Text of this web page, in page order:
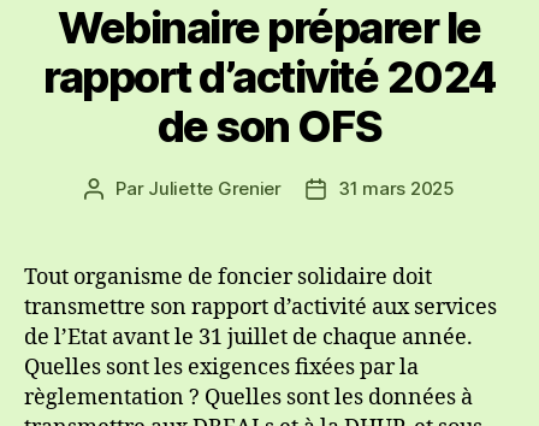
Webinaire préparer le
rapport d’activité 2024
de son OFS
Auteur
Par Juliette Grenier
Date31 mars 2025
Tout organisme de foncier solidaire doit
transmettre son rapport d’activité aux services
de l’Etat avant le 31 juillet de chaque année.
Quelles sont les exigences fixées par la
règlementation ? Quelles sont les données à